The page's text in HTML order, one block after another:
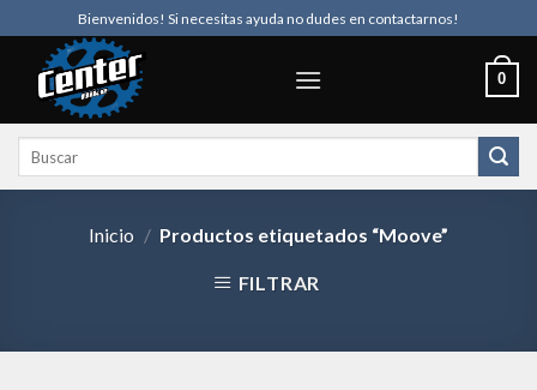
to
content
Bienvenidos! Si necesitas ayuda no dudes en contactarnos!
0
Inicio / Productos etiquetados “Moove”
FILTRAR